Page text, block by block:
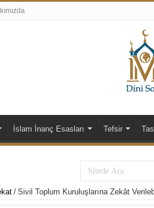
İslam İnanç Esasları Tefsir
/ Sivil Toplum Kuruluşlarına Zekât